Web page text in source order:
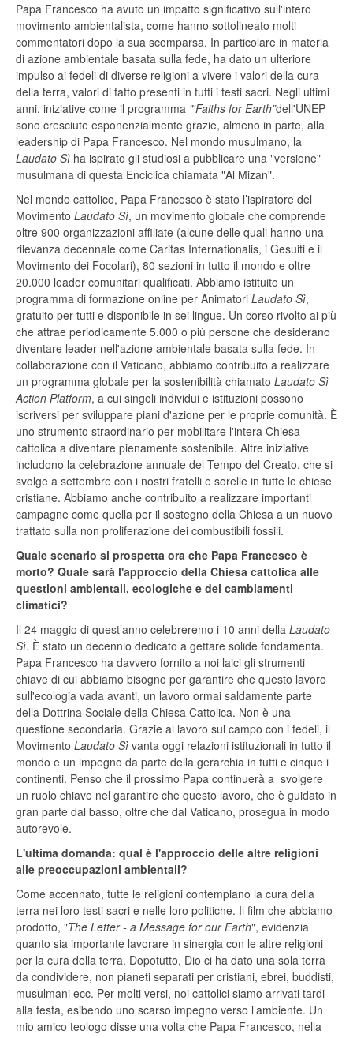
Papa Francesco ha avuto un impatto significativo sull'intero
movimento ambientalista, come hanno sottolineato molti
commentatori dopo la sua scomparsa. In particolare in materia
di azione ambientale basata sulla fede, ha dato un ulteriore
impulso ai fedeli di diverse religioni a vivere i valori della cura
della terra, valori di fatto presenti in tutti i testi sacri. Negli ultimi
anni, iniziative come il programma "'Faiths for Earth”dell'UNEP
sono cresciute esponenzialmente grazie, almeno in parte, alla
leadership di Papa Francesco. Nel mondo musulmano, la
Laudato Sì ha ispirato gli studiosi a pubblicare una "versione"
musulmana di questa Enciclica chiamata "Al Mizan".
Nel mondo cattolico, Papa Francesco è stato l’ispiratore del
Movimento Laudato Sì, un movimento globale che comprende
oltre 900 organizzazioni affiliate (alcune delle quali hanno una
rilevanza decennale come Caritas Internationalis, i Gesuiti e il
Movimento dei Focolari), 80 sezioni in tutto il mondo e oltre
20.000 leader comunitari qualificati. Abbiamo istituito un
programma di formazione online per Animatori Laudato Sì,
gratuito per tutti e disponibile in sei lingue. Un corso rivolto ai più
che attrae periodicamente 5.000 o più persone che desiderano
diventare leader nell'azione ambientale basata sulla fede. In
collaborazione con il Vaticano, abbiamo contribuito a realizzare
un programma globale per la sostenibilità chiamato Laudato Sì
Action Platform, a cui singoli individui e istituzioni possono
iscriversi per sviluppare piani d'azione per le proprie comunità. È
uno strumento straordinario per mobilitare l'intera Chiesa
cattolica a diventare pienamente sostenibile. Altre iniziative
includono la celebrazione annuale del Tempo del Creato, che si
svolge a settembre con i nostri fratelli e sorelle in tutte le chiese
cristiane. Abbiamo anche contribuito a realizzare importanti
campagne come quella per il sostegno della Chiesa a un nuovo
trattato sulla non proliferazione dei combustibili fossili.
Quale scenario si prospetta ora che Papa Francesco è
morto? Quale sarà l'approccio della Chiesa cattolica alle
questioni ambientali, ecologiche e dei cambiamenti
climatici?
Il 24 maggio di quest’anno celebreremo i 10 anni della Laudato
Sì. È stato un decennio dedicato a gettare solide fondamenta.
Papa Francesco ha davvero fornito a noi laici gli strumenti
chiave di cui abbiamo bisogno per garantire che questo lavoro
sull'ecologia vada avanti, un lavoro ormai saldamente parte
della Dottrina Sociale della Chiesa Cattolica. Non è una
questione secondaria. Grazie al lavoro sul campo con i fedeli, il
Movimento Laudato Sì vanta oggi relazioni istituzionali in tutto il
mondo e un impegno da parte della gerarchia in tutti e cinque i
continenti. Penso che il prossimo Papa continuerà a svolgere
un ruolo chiave nel garantire che questo lavoro, che è guidato in
gran parte dal basso, oltre che dal Vaticano, prosegua in modo
autorevole.
L'ultima domanda: qual è l'approccio delle altre religioni
alle preoccupazioni ambientali?
Come accennato, tutte le religioni contemplano la cura della
terra nei loro testi sacri e nelle loro politiche. Il film che abbiamo
prodotto, "The Letter - a Message for our Earth", evidenzia
quanto sia importante lavorare in sinergia con le altre religioni
per la cura della terra. Dopotutto, Dio ci ha dato una sola terra
da condividere, non pianeti separati per cristiani, ebrei, buddisti,
musulmani ecc. Per molti versi, noi cattolici siamo arrivati tardi
alla festa, esibendo uno scarso impegno verso l’ambiente. Un
mio amico teologo disse una volta che Papa Francesco, nella